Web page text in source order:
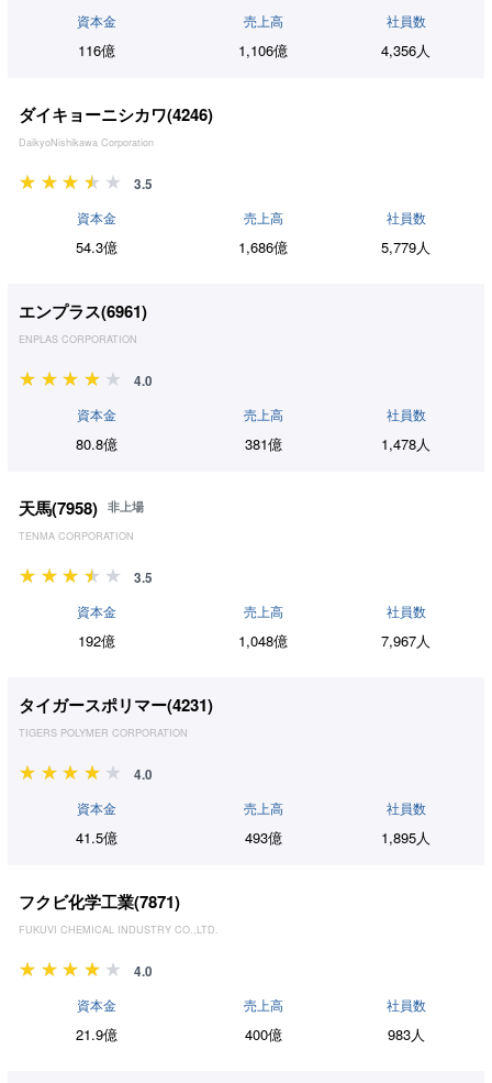
資本金
116億
売上高
1,106億
社員数
4,356人
ダイキョーニシカワ(4246)
DaikyoNishikawa Corporation
3.5
資本金
54.3億
売上高
1,686億
社員数
5,779人
エンプラス(6961)
ENPLAS CORPORATION
4.0
資本金
80.8億
売上高
381億
社員数
1,478人
天馬(7958) 非上場
TENMA CORPORATION
3.5
資本金
192億
売上高
1,048億
社員数
7,967人
タイガースポリマー(4231)
TIGERS POLYMER CORPORATION
4.0
資本金
41.5億
売上高
493億
社員数
1,895人
フクビ化学工業(7871)
FUKUVI CHEMICAL INDUSTRY CO.,LTD.
4.0
資本金
21.9億
売上高
400億
社員数
983人